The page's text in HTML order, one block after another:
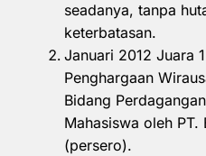
seadanya, tanpa
keterbatasan.
Januari 2012 Juara
Penghargaan
Bidang
Mahasiswa oleh
(persero).